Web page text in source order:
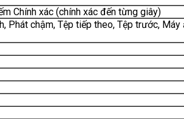
Chính xác (chính xác đến từng giây)
Phát chậm, Tệp tiếp theo, Tệp trước,